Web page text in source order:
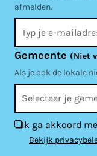
afmelden.
Gemeente (Niet
Als je ook de lokale
Ik ga akkoord
Bekijk